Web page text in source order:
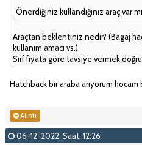
Önerdiğiniz kullandığınız araç var
Araçtan beklentiniz nedir? (Bagaj
kullanım amacı vs.)
Sırf fiyata göre tavsiye vermek
Hatchback bir araba arıyorum hocam
Alıntı
06-12-2022, Saat: 12:26